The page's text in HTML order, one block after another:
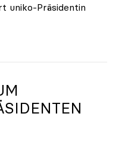
uniko-Präsidentin
irritiert über